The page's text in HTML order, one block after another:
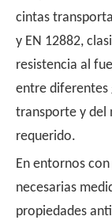
cintas
y EN 12882,
resistencia al
entre diferentes
transporte y del
requerido.
En entornos
necesarias
propiedades